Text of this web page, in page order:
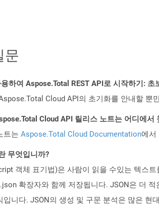
문
하여 Aspose.Total REST API로 시작하기: 초
Cloud API의 초기화를 안내할 뿐
Cloud API 릴리스 노트는 어디에서
트는 Aspose.Total Cloud Documentation에서
무엇입니까?
객체 표기법)은 사람이 읽을 수있는 텍스
확장자와 함께 저장됩니다. JSON은 더
입니다. JSON의 생성 및 구문 분석은 많은